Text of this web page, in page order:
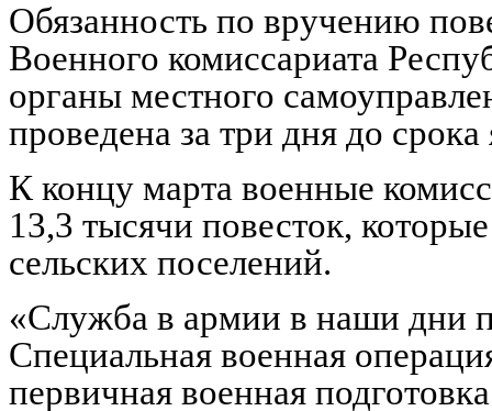
Обязанность по вручению
Военного комиссариата
органы местного
проведена за три дня до срока
К концу марта военные
13,3 тысячи повесток,
сельских поселений.
«Служба в армии в наши дни
Специальная военная
первичная военная